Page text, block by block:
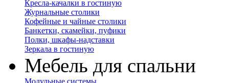
Кресла-качалки в гостиную
Журнальные столики
Кофейные и чайные столики
Банкетки, скамейки, пуфики
Полки, шкафы-надставки
Зеркала в гостиную
Мебель для спальни
Модульные системы